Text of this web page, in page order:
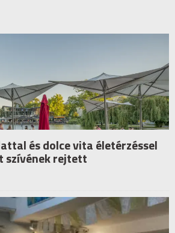
és dolce vita életérzéssel
szívének rejtett